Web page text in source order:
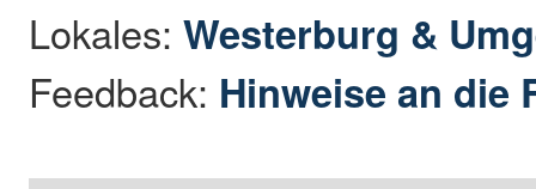
Lokales:Westerburg &
Feedback: Hinweise an die